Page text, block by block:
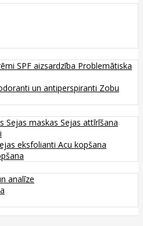
SPF aizsardzība Problemātiska
un antiperspiranti Zobu
Sejas maskas Sejas attīrīšana
eksfolianti Acu kopšana
analīze